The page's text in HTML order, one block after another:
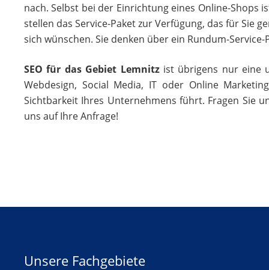
nach. Selbst bei der Einrichtung eines Online-Shops
stellen das Service-Paket zur Verfügung, das für Sie
sich wünschen. Sie denken über ein Rundum-
SEO für das Gebiet Lemnitzist übrigens nur eine
Webdesign, Social Media, IT oder Online
Sichtbarkeit Ihres Unternehmens führt. Fragen Sie
uns auf Ihre Anfrage!
Unsere Fachgebiete